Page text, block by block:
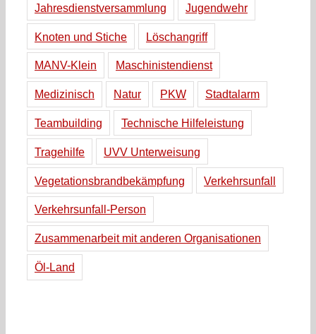
Jahresdienstversammlung Jugendwehr
Knoten und Stiche Löschangriff
MANV-Klein Maschinistendienst
Medizinisch Natur PKW Stadtalarm
Teambuilding Technische Hilfeleistung
Tragehilfe UVV Unterweisung
Vegetationsbrandbekämpfung Verkehrsunfall
Verkehrsunfall-Person
Zusammenarbeit mit anderen Organisationen
Öl-Land